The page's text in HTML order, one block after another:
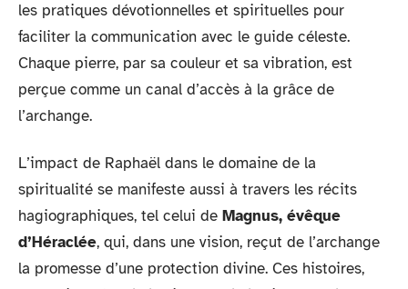
les pratiques dévotionnelles et spirituelles pour
faciliter la communication avec le guide céleste.
Chaque pierre, par sa couleur et sa vibration, est
perçue comme un canal d’accès à la grâce de
l’archange.
L’impact de Raphaël dans le domaine de la
spiritualité se manifeste aussi à travers les récits
hagiographiques, tel celui de Magnus, évêque
d’Héraclée, qui, dans une vision, reçut de l’archange
la promesse d’une protection divine. Ces histoires,